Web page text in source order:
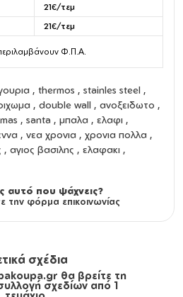
21€/τεμ
21€/τεμ
Φ.Π.Α.
, thermos , stainles steel ,
, double wall , ανοξειδωτο ,
, santa , μπαλα , ελαφι ,
, νεα χρονια , χρονια πολλα ,
αγιος βασιλης , ελαφακι ,
αυτό που ψάχνεις?
την φόρμα επικοινωνίας
σχέδια
θα βρείτε τη
σχεδίων από 1